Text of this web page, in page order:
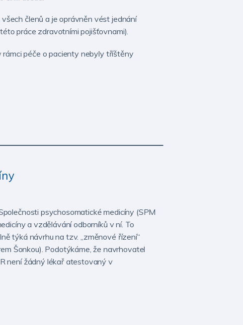
členů a je oprávněn vést jednání
práce zdravotními pojišťovnami).
rámci péče o pacienty nebyly tříštěny
psychosomatické medicíny (SPM
a vzdělávání odborníků v ní. To
týká návrhu na tzv. „změnové řízení“
Šonkou). Podotýkáme, že navrhovatel
není žádný lékař atestovaný v